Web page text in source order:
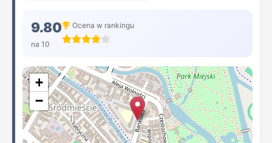
9.80
na 10
Ocena w rankingu
+
−